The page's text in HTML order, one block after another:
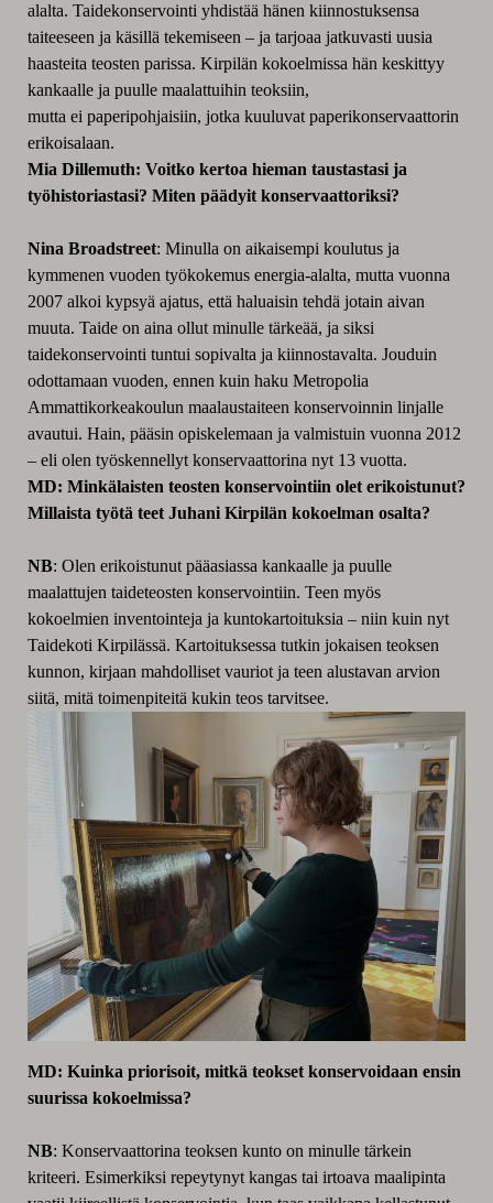
alalta. Taidekonservointi yhdistää hänen kiinnostuksensa
taiteeseen ja käsillä tekemiseen – ja tarjoaa jatkuvasti uusia
haasteita teosten parissa. Kirpilän kokoelmissa hän keskittyy
kankaalle ja puulle maalattuihin teoksiin,
mutta ei paperipohjaisiin, jotka kuuluvat paperikonservaattorin
erikoisalaan.
Mia Dillemuth: Voitko kertoa hieman taustastasi ja
työhistoriastasi? Miten päädyit konservaattoriksi?
Nina Broadstreet: Minulla on aikaisempi koulutus ja
kymmenen vuoden työkokemus energia-alalta, mutta vuonna
2007 alkoi kypsyä ajatus, että haluaisin tehdä jotain aivan
muuta. Taide on aina ollut minulle tärkeää, ja siksi
taidekonservointi tuntui sopivalta ja kiinnostavalta. Jouduin
odottamaan vuoden, ennen kuin haku Metropolia
Ammattikorkeakoulun maalaustaiteen konservoinnin linjalle
avautui. Hain, pääsin opiskelemaan ja valmistuin vuonna 2012
– eli olen työskennellyt konservaattorina nyt 13 vuotta.
MD: Minkälaisten teosten konservointiin olet erikoistunut?
Millaista työtä teet Juhani Kirpilän kokoelman osalta?
NB: Olen erikoistunut pääasiassa kankaalle ja puulle
maalattujen taideteosten konservointiin. Teen myös
kokoelmien inventointeja ja kuntokartoituksia – niin kuin nyt
Taidekoti Kirpilässä. Kartoituksessa tutkin jokaisen teoksen
kunnon, kirjaan mahdolliset vauriot ja teen alustavan arvion
siitä, mitä toimenpiteitä kukin teos tarvitsee.
MD: Kuinka priorisoit, mitkä teokset konservoidaan ensin
suurissa kokoelmissa?
NB: Konservaattorina teoksen kunto on minulle tärkein
kriteeri. Esimerkiksi repeytynyt kangas tai irtoava maalipinta